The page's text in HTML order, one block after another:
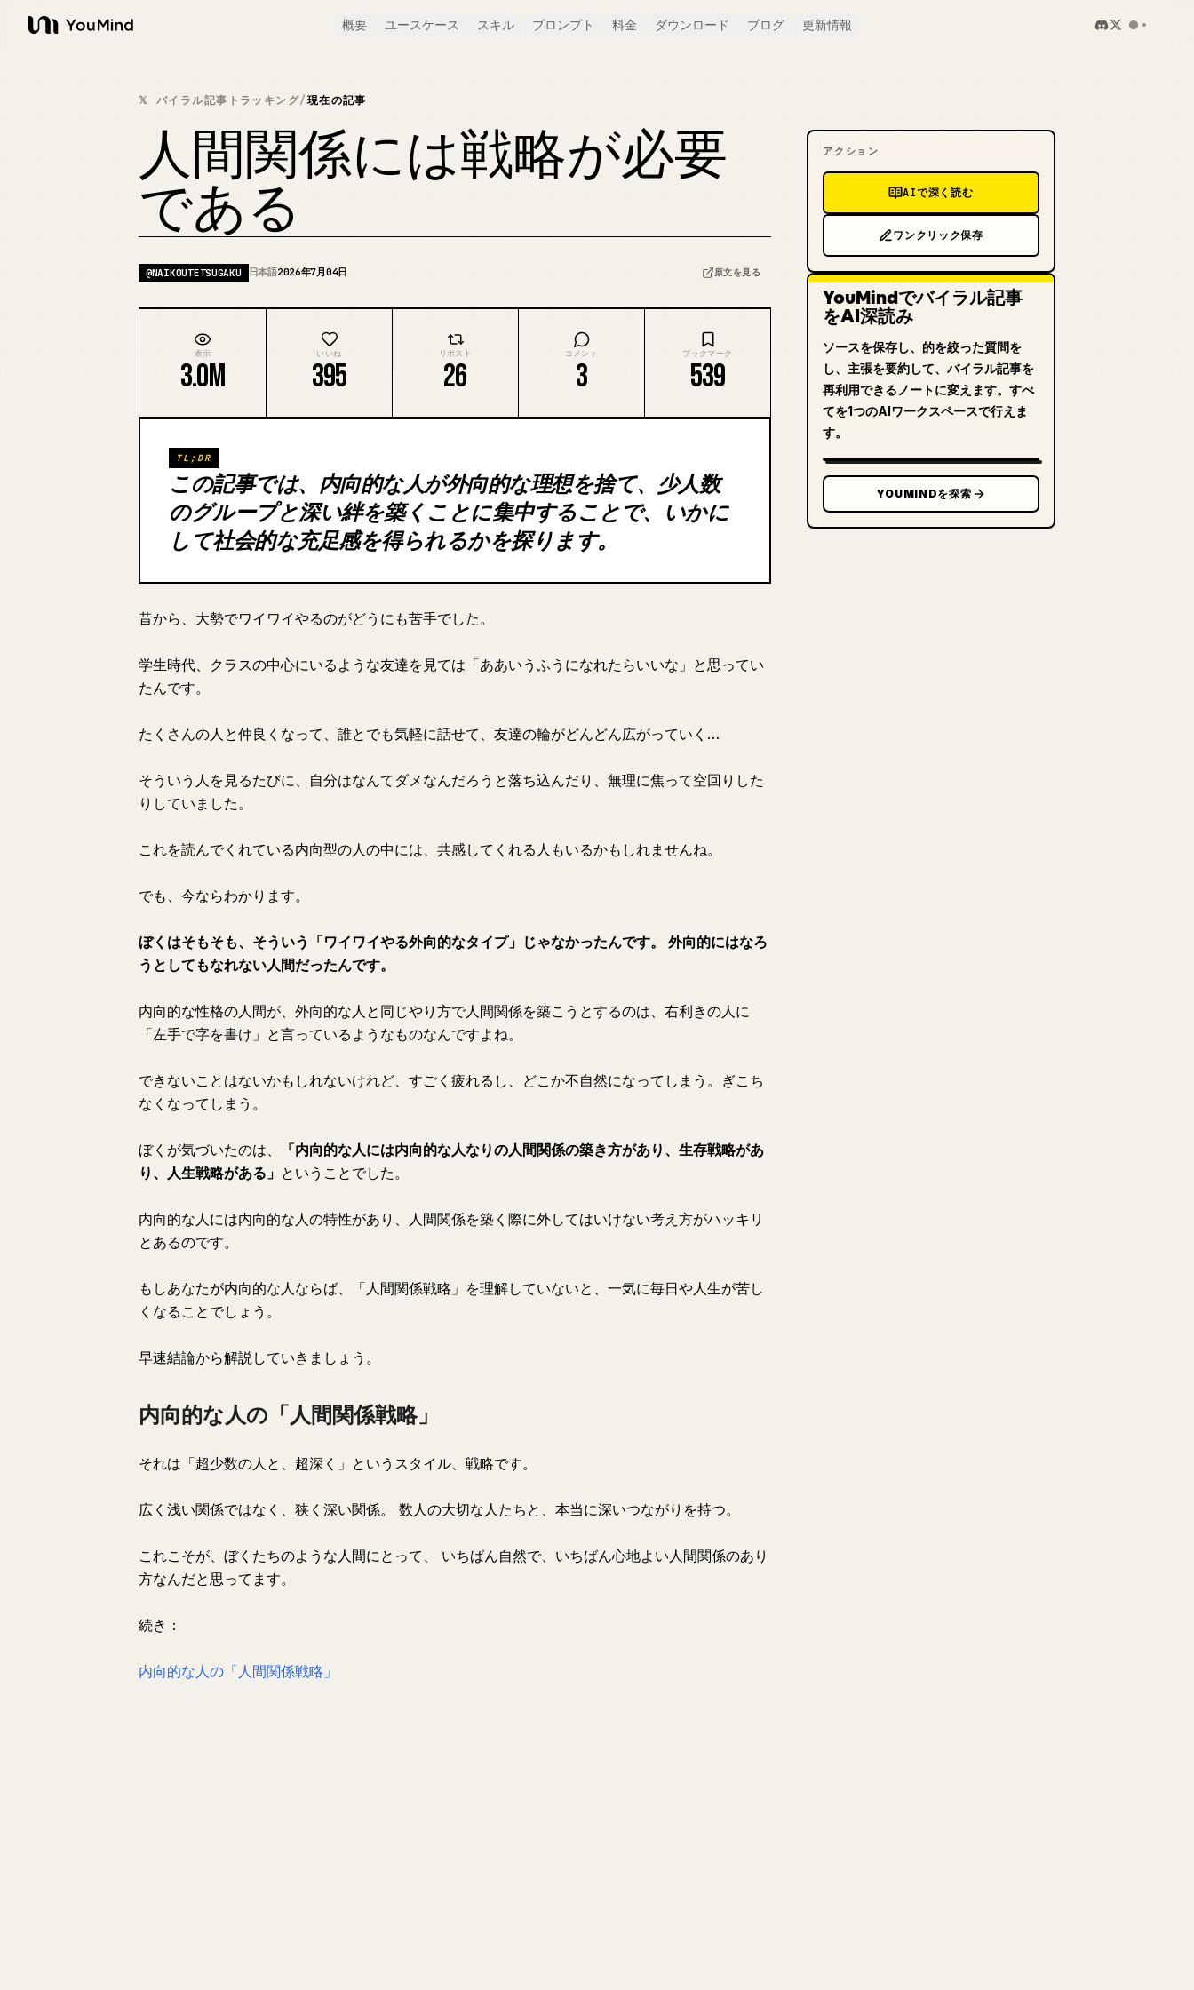
YouMind
概要 ユースケース スキル プロンプト 料金 ダウンロード ブログ 更新情報
𝕏 バイラル記事トラッキング/現在の記事
人間関係には戦略が必要
である
@NAIKOUTETSUGAKU 日本語2026年7月04日 原文を見る
表示
3.0M
いいね
395
リポスト
26
コメント
3
ブックマーク
539
TL;DR
この記事では、内向的な人が外向的な理想を捨て、少人数
のグループと深い絆を築くことに集中することで、いかに
して社会的な充足感を得られるかを探ります。
昔から、大勢でワイワイやるのがどうにも苦手でした。
学生時代、クラスの中心にいるような友達を見ては「ああいうふうになれたらいいな」と思ってい
たんです。
たくさんの人と仲良くなって、誰とでも気軽に話せて、友達の輪がどんどん広がっていく…
そういう人を見るたびに、自分はなんてダメなんだろうと落ち込んだり、無理に焦って空回りした
りしていました。
これを読んでくれている内向型の人の中には、共感してくれる人もいるかもしれませんね。
でも、今ならわかります。
ぼくはそもそも、そういう「ワイワイやる外向的なタイプ」じゃなかったんです。 外向的にはなろ
うとしてもなれない人間だったんです。
内向的な性格の人間が、外向的な人と同じやり方で人間関係を築こうとするのは、右利きの人に
「左手で字を書け」と言っているようなものなんですよね。
できないことはないかもしれないけれど、すごく疲れるし、どこか不自然になってしまう。ぎこち
なくなってしまう。
ぼくが気づいたのは、
「内向的な人には内向的な人なりの人間関係の築き方があり、生存戦略があ
り、人生戦略がある」 ということでした。
内向的な人には内向的な人の特性があり、人間関係を築く際に外してはいけない考え方がハッキリ
とあるのです。
もしあなたが内向的な人ならば、「人間関係戦略」を理解していないと、一気に毎日や人生が苦し
くなることでしょう。
早速結論から解説していきましょう。
内向的な人の「人間関係戦略」
それは「超少数の人と、超深く」というスタイル、戦略です。
広く浅い関係ではなく、狭く深い関係。 数人の大切な人たちと、本当に深いつながりを持つ。
これこそが、ぼくたちのような人間にとって、 いちばん自然で、いちばん心地よい人間関係のあり
方なんだと思ってます。
続き：
内向的な人の「人間関係戦略」
アクション
AIで深く読む
ワンクリック保存
YouMindでバイラル記事
をAI深読み
ソースを保存し、的を絞った質問を
し、主張を要約して、バイラル記事を
再利用できるノートに変えます。すべ
てを1つのAIワークスペースで行えま
す。
YOUMINDを探索